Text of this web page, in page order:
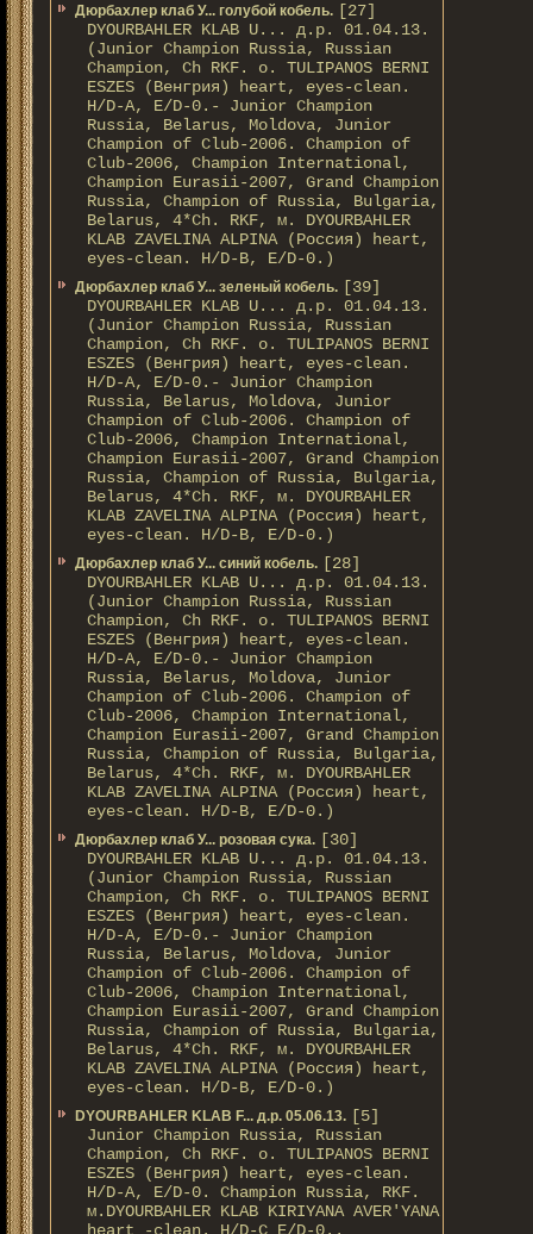
Дюрбахлер клаб У... голубой кобель. [27]
DYOURBAHLER KLAB U... д.р. 01.04.13.
(Junior Champion Russia, Russian
Champion, Ch RKF. о. TULIPANOS BERNI
ESZES (Венгрия) heart, eyes-clean.
H/D-A, E/D-0.- Junior Champion
Russia, Belarus, Moldova, Junior
Champion of Club-2006. Champion of
Club-2006, Champion International,
Champion Eurasii-2007, Grand Champion
Russia, Champion of Russia, Bulgaria,
Belarus, 4*Ch. RKF, м. DYOURBAHLER
KLAB ZAVELINA ALPINA (Россия) heart,
eyes-clean. H/D-В, E/D-0.)
Дюрбахлер клаб У... зеленый кобель. [39]
DYOURBAHLER KLAB U... д.р. 01.04.13.
(Junior Champion Russia, Russian
Champion, Ch RKF. о. TULIPANOS BERNI
ESZES (Венгрия) heart, eyes-clean.
H/D-A, E/D-0.- Junior Champion
Russia, Belarus, Moldova, Junior
Champion of Club-2006. Champion of
Club-2006, Champion International,
Champion Eurasii-2007, Grand Champion
Russia, Champion of Russia, Bulgaria,
Belarus, 4*Ch. RKF, м. DYOURBAHLER
KLAB ZAVELINA ALPINA (Россия) heart,
eyes-clean. H/D-В, E/D-0.)
Дюрбахлер клаб У... синий кобель. [28]
DYOURBAHLER KLAB U... д.р. 01.04.13.
(Junior Champion Russia, Russian
Champion, Ch RKF. о. TULIPANOS BERNI
ESZES (Венгрия) heart, eyes-clean.
H/D-A, E/D-0.- Junior Champion
Russia, Belarus, Moldova, Junior
Champion of Club-2006. Champion of
Club-2006, Champion International,
Champion Eurasii-2007, Grand Champion
Russia, Champion of Russia, Bulgaria,
Belarus, 4*Ch. RKF, м. DYOURBAHLER
KLAB ZAVELINA ALPINA (Россия) heart,
eyes-clean. H/D-В, E/D-0.)
Дюрбахлер клаб У... розовая сука. [30]
DYOURBAHLER KLAB U... д.р. 01.04.13.
(Junior Champion Russia, Russian
Champion, Ch RKF. о. TULIPANOS BERNI
ESZES (Венгрия) heart, eyes-clean.
H/D-A, E/D-0.- Junior Champion
Russia, Belarus, Moldova, Junior
Champion of Club-2006. Champion of
Club-2006, Champion International,
Champion Eurasii-2007, Grand Champion
Russia, Champion of Russia, Bulgaria,
Belarus, 4*Ch. RKF, м. DYOURBAHLER
KLAB ZAVELINA ALPINA (Россия) heart,
eyes-clean. H/D-В, E/D-0.)
DYOURBAHLER KLAB F... д.р. 05.06.13. [5]
Junior Champion Russia, Russian
Champion, Ch RKF. о. TULIPANOS BERNI
ESZES (Венгрия) heart, eyes-clean.
H/D-A, E/D-0. Champion Russia, RKF.
м.DYOURBAHLER KLAB KIRIYANA AVER'YANA